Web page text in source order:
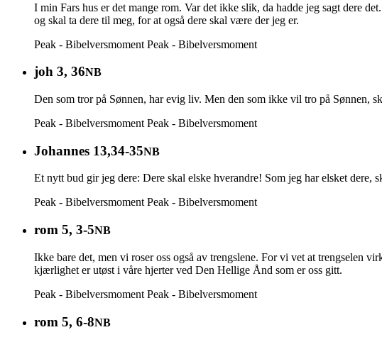
I min Fars hus er det mange rom. Var det ikke slik, da hadde jeg sagt dere
og skal ta dere til meg, for at også dere skal være der jeg er.
Peak - Bibelversmoment Peak - Bibelversmoment
joh 3, 36NB
Den som tror på Sønnen, har evig liv. Men den som ikke vil tro på Sønnen,
Peak - Bibelversmoment Peak - Bibelversmoment
Johannes 13,34-35NB
Et nytt bud gir jeg dere: Dere skal elske hverandre! Som jeg har elsket
Peak - Bibelversmoment Peak - Bibelversmoment
rom 5, 3-5NB
Ikke bare det, men vi roser oss også av trengslene. For vi vet at trengselen
kjærlighet er utøst i våre hjerter ved Den Hellige Ånd som er oss gitt.
Peak - Bibelversmoment Peak - Bibelversmoment
rom 5, 6-8NB